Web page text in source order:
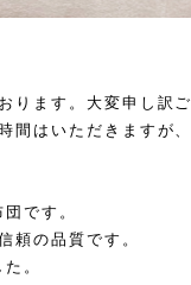
ります。大変申し訳ご
間はいただきますが、
です。
頼の品質です。
。